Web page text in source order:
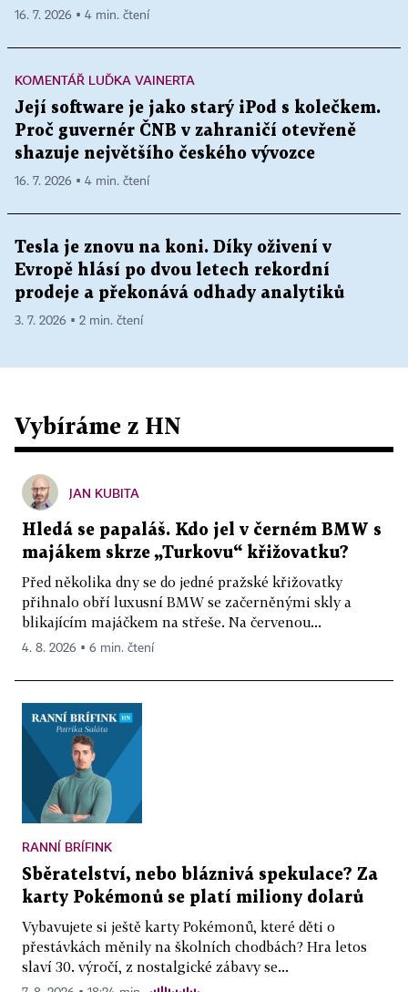
16. 7. 2026 ▪ 4 min. čtení
KOMENTÁŘ LUĎKA VAINERTA
Její software je jako starý iPod s kolečkem.
Proč guvernér ČNB v zahraničí otevřeně
shazuje největšího českého vývozce
16. 7. 2026 ▪ 4 min. čtení
Tesla je znovu na koni. Díky oživení v
Evropě hlásí po dvou letech rekordní
prodeje a překonává odhady analytiků
3. 7. 2026 ▪ 2 min. čtení
Vybíráme z HN
JAN KUBITA
Hledá se papaláš. Kdo jel v černém BMW s
majákem skrze „Turkovu“ křižovatku?
Před několika dny se do jedné pražské křižovatky
přihnalo obří luxusní BMW se začerněnými skly a
blikajícím majáčkem na střeše. Na červenou...
4. 8. 2026 ▪ 6 min. čtení
RANNÍ BRÍFINK
Sběratelství, nebo bláznivá spekulace? Za
karty Pokémonů se platí miliony dolarů
Vybavujete si ještě karty Pokémonů, které děti o
přestávkách měnily na školních chodbách? Hra letos
slaví 30. výročí, z nostalgické zábavy se...